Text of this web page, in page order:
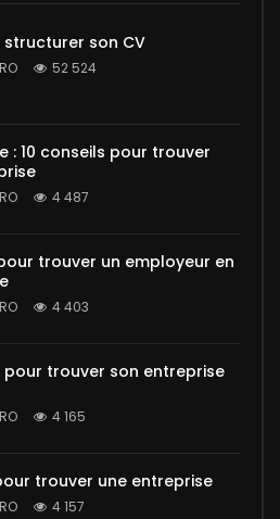
son CV
52 524
: 10 conseils pour trouver
4 487
trouver un employeur en
4 403
pour trouver son entreprise
4 165
trouver une entreprise
4 157